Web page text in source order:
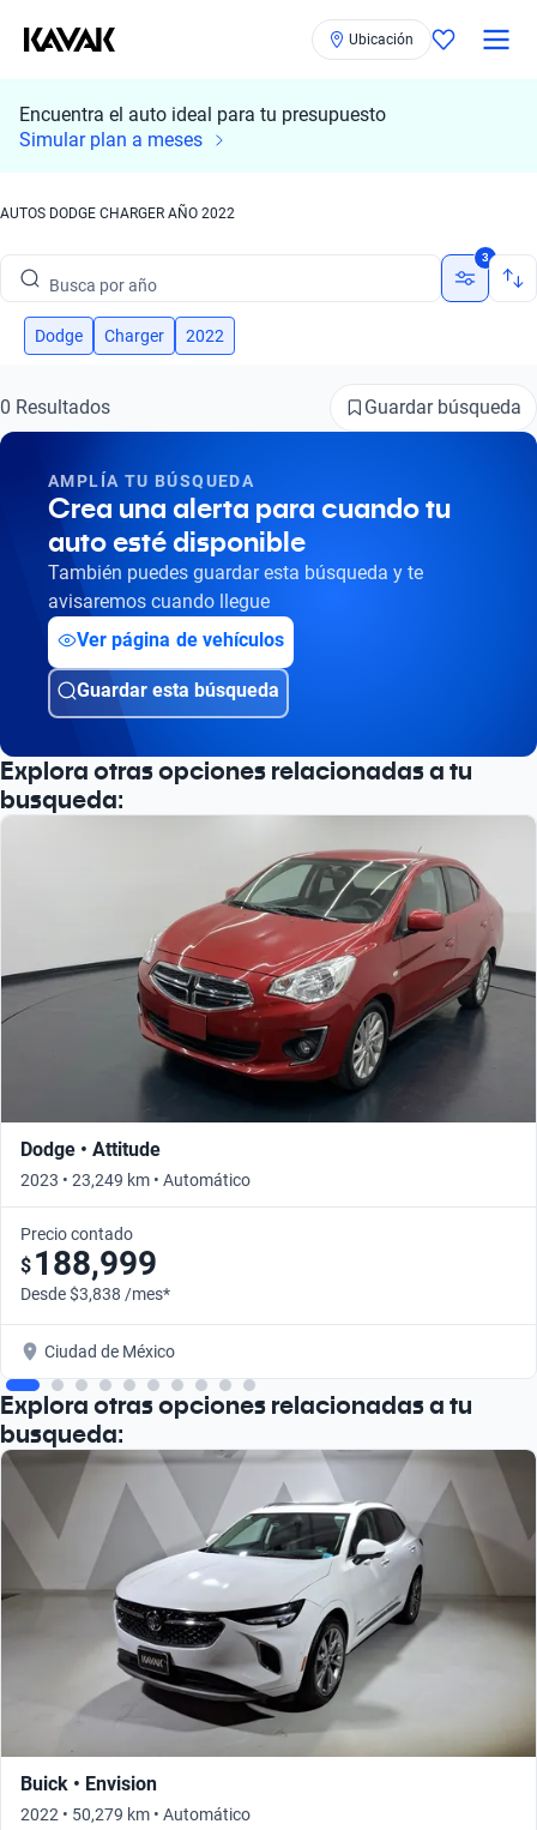
Ubicación
Encuentra el auto ideal para tu presupuesto
Simular plan a meses
AUTOS DODGE CHARGER AÑO 2022
Busca por marca
Busca por año
Busca por marca
Busca por versión
Busca por año
3
Dodge Charger 2022
0 Resultados Guardar búsqueda
AMPLÍA TU BÚSQUEDA
Crea una alerta para cuando tu
auto esté disponible
También puedes guardar esta búsqueda y te
avisaremos cuando llegue
Ver página de vehículos
Guardar esta búsqueda
Explora otras opciones relacionadas a tu
busqueda:
Dodge • Attitude
2023 • 23,249 km • Automático
Precio contado
$ 188,999
Desde $3,838 /mes*
Ciudad de México
Explora otras opciones relacionadas a tu
busqueda:
Buick • Envision
2022 • 50,279 km • Automático